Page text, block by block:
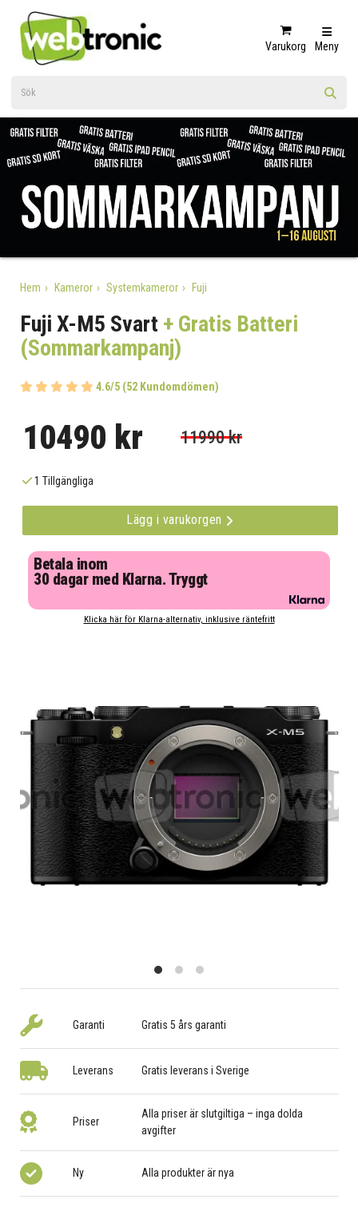
Varukorg Meny
Hem Kameror Systemkameror Fuji
Fuji X-M5 Svart + Gratis Batteri
(Sommarkampanj)
4.6/5 (52 Kundomdömen)
10490 kr 11990 kr
1 Tillgängliga
Lägg i varukorgen
Betala inom
30 dagar med Klarna. Tryggt
Klicka här för Klarna-alternativ, inklusive räntefritt
Garanti Gratis 5 års garanti
Leverans Gratis leverans i Sverige
Priser
Alla priser är slutgiltiga – inga dolda
avgifter
Ny Alla produkter är nya